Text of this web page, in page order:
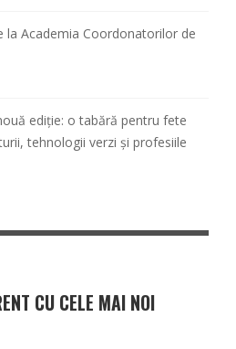
la Academia Coordonatorilor de
ediție: o tabără pentru fete
tehnologii verzi și profesiile
CU CELE MAI NOI